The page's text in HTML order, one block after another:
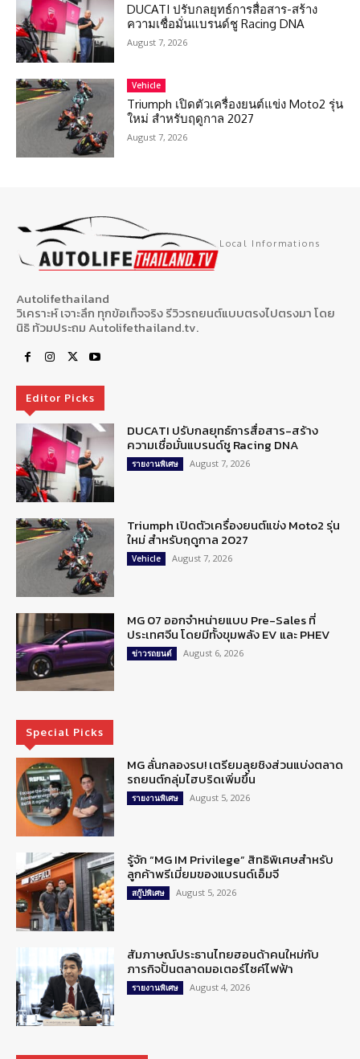
DUCATI ปรับกลยุทธ์การสื่อสาร-สร้าง
ความเชื่อมั่นแบรนด์ชู Racing DNA
August 7, 2026
Vehicle
Triumph เปิดตัวเครื่องยนต์แข่ง Moto2 รุ่น
ใหม่ สำหรับฤดูกาล 2027
August 7, 2026
Local Informations
Autolifethailand
วิเคราะห์ เจาะลึก ทุกข้อเท็จจริง รีวิวรถยนต์แบบตรงไปตรงมา โดย
นิธิ ท้วมประถม Autolifethailand.tv.
Editor Picks
DUCATI ปรับกลยุทธ์การสื่อสาร-สร้าง
ความเชื่อมั่นแบรนด์ชู Racing DNA
รายงานพิเศษ August 7, 2026
Triumph เปิดตัวเครื่องยนต์แข่ง Moto2 รุ่น
ใหม่ สำหรับฤดูกาล 2027
Vehicle August 7, 2026
MG 07 ออกจำหน่ายแบบ Pre-Sales ที่
ประเทศจีน โดยมีทั้งขุมพลัง EV และ PHEV
ข่าวรถยนต์ August 6, 2026
Special Picks
MG ลั่นกลองรบ! เตรียมลุยชิงส่วนแบ่งตลาด
รถยนต์กลุ่มไฮบริดเพิ่มขึ้น
รายงานพิเศษ August 5, 2026
รู้จัก “MG IM Privilege” สิทธิพิเศษสำหรับ
ลูกค้าพรีเมี่ยมของแบรนด์เอ็มจี
สกู๊ปพิเศษ August 5, 2026
สัมภาษณ์ประธานไทยฮอนด้าคนใหม่กับ
ภารกิจปั้นตลาดมอเตอร์ไซค์ไฟฟ้า
รายงานพิเศษ August 4, 2026